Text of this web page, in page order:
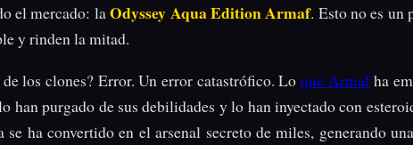
el mercado: laOdyssey Aqua Edition Armaf. Esto no es un
y rinden la mitad.
los clones? Error. Un error catastrófico. Lo que Armafha
purgado de sus debilidades y lo han inyectado con
ha convertido en el arsenal secreto de miles, generando